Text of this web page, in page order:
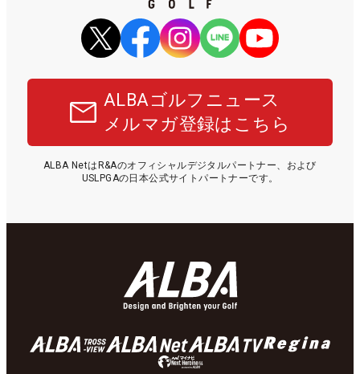
ALBAゴルフニュース
メルマガ登録はこちら
ALBA NetはR&Aのオフィシャルデジタルパートナー、および
USLPGAの日本公式サイトパートナーです。